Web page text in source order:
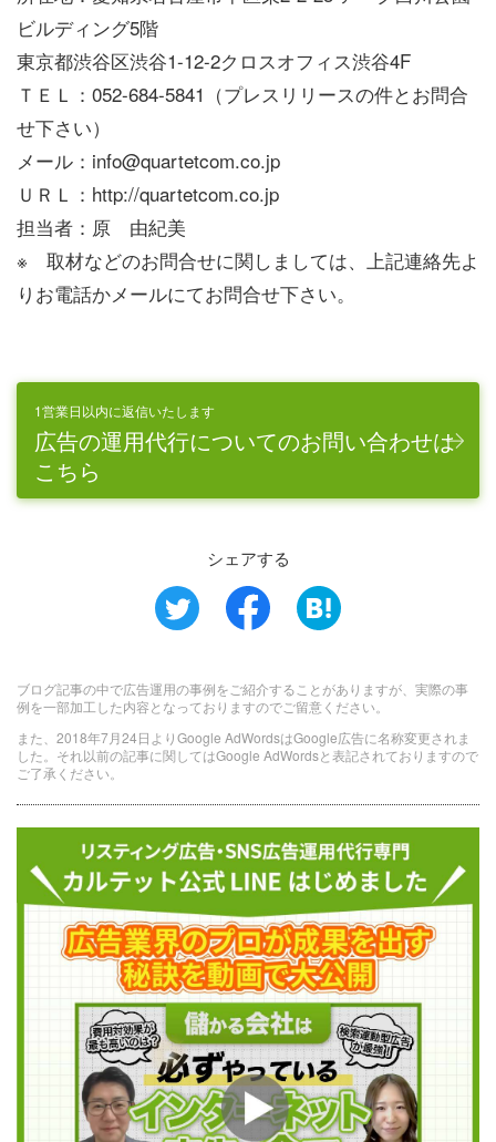
ビルディング5階
東京都渋谷区渋谷1-12-2クロスオフィス渋谷4F
ＴＥＬ：052-684-5841（プレスリリースの件とお問合
せ下さい）
メール：info@quartetcom.co.jp
ＵＲＬ：http://quartetcom.co.jp
担当者：原 由紀美
※ 取材などのお問合せに関しましては、上記連絡先よ
りお電話かメールにてお問合せ下さい。
1営業日以内に返信いたします
広告の運用代行についてのお問い合わせは
こちら
シェアする
ブログ記事の中で広告運用の事例をご紹介することがありますが、実際の事
例を一部加工した内容となっておりますのでご留意ください。
また、2018年7月24日よりGoogle AdWordsはGoogle広告に名称変更されま
した。それ以前の記事に関してはGoogle AdWordsと表記されておりますので
ご了承ください。